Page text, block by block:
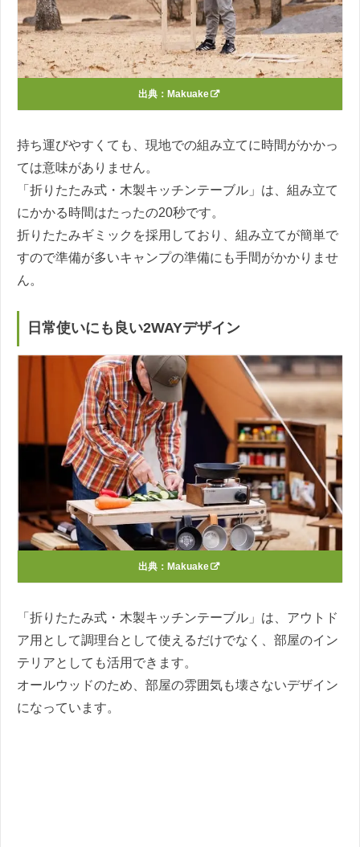
出典： Makuake
持ち運びやすくても、現地での組み立てに時間がかかっ
ては意味がありません。
「折りたたみ式・木製キッチンテーブル」は、組み立て
にかかる時間はたったの20秒です。
折りたたみギミックを採用しており、組み立てが簡単で
すので準備が多いキャンプの準備にも手間がかかりませ
ん。
日常使いにも良い2WAYデザイン
出典： Makuake
「折りたたみ式・木製キッチンテーブル」は、アウトド
ア用として調理台として使えるだけでなく、部屋のイン
テリアとしても活用できます。
オールウッドのため、部屋の雰囲気も壊さないデザイン
になっています。